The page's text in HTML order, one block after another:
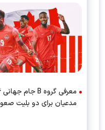
مدعیان برای دو بلیت